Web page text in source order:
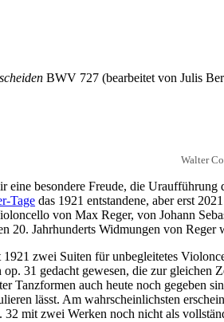
BWV 727 (bearbeitet von Julis
Walter
eine besondere Freude, die
Tage das 1921 entstandene, aber erst
von Max Reger, von Johann
20. Jahrhunderts Widmungen von
zwei Suiten für unbegleitetes
31 gedacht gewesen, die zur gleichen
Tanzformen auch heute noch gegeben
lässt. Am wahrscheinlichsten
mit zwei Werken noch nicht als